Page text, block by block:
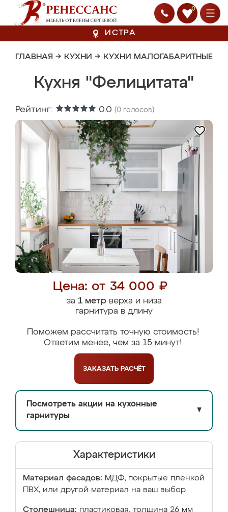
0
ИСТРА
ГЛАВНАЯ → КУХНИ → КУХНИ МАЛОГАБАРИТНЫЕ
Кухня "Фелицитата"
Рейтинг: 0.0 (0 голосов)
Цена: от 34 000 ₽
за 1 метрверха и низа
гарнитура в длину
Поможем рассчитать точную стоимость!
Ответим менее, чем за 15 минут!
ЗАКАЗАТЬ РАСЧЁТ
Посмотреть акции на кухонные
гарнитуры
▼
Характеристики
Материал фасадов: МДФ, покрытые плёнкой
ПВХ, или другой материал на ваш выбор
Столешница: пластиковая, толщина 26 мм